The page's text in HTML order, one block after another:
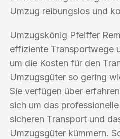
Umzug reibungslos und
Umzugskönig Pfeiffer
effiziente Transportwege
um die Kosten für den
Umzugsgüter so gering
Sie verfügen über
sich um das
sicheren Transport und
Umzugsgüter kümmern.